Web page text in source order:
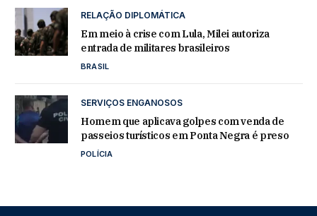
RELAÇÃO DIPLOMÁTICA
Em meio à crise com Lula, Milei autoriza
entrada de militares brasileiros
BRASIL
SERVIÇOS ENGANOSOS
Homem que aplicava golpes com venda de
passeios turísticos em Ponta Negra é preso
POLÍCIA